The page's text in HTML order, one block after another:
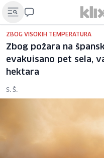
ZBOG VISOKIH TEMPERATURA
Zbog požara na
evakuisano pet sela,
hektara
S. Š.